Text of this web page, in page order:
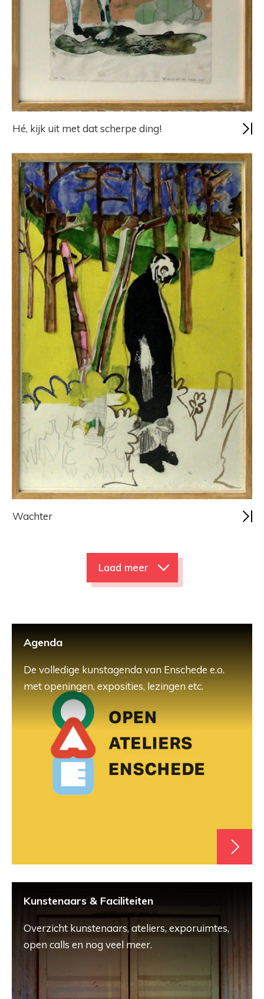
Hé, kijk uit met dat scherpe ding!
Wachter
Laad meer
Agenda
De volledige kunstagenda van Enschede e.o.
met openingen, exposities, lezingen etc.
Kunstenaars & Faciliteiten
Overzicht kunstenaars, ateliers, exporuimtes,
open calls en nog veel meer.